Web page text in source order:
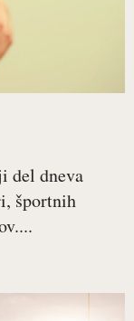
del dneva
športnih